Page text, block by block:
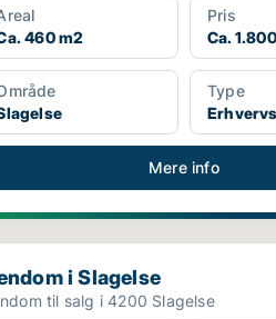
460 m2
Pris
Ca.
Type
Mere info
i Slagelse
i Slagelse
til salg i 4200 Slagelse